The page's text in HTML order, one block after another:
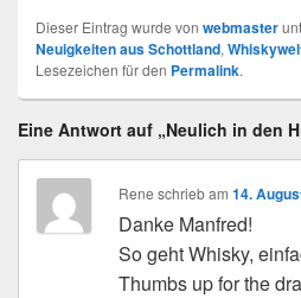
Dieser Eintrag wurde von webmaster
Neuigkeiten aus Schottland,
Lesezeichen für den Permalink.
Eine Antwort auf „Neulich in den
Rene schriebam14.
Danke Manfred!
So geht Whisky,
Thumbs up for the